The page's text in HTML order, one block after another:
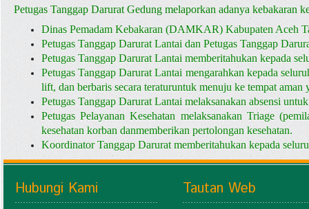
Petugas Tanggap Darurat Gedung melaporkan adanya kebakaran
Dinas Pemadam Kebakaran (DAMKAR) Kabupaten Aceh
Petugas Tanggap Darurat Lantai dan Petugas Tanggap
Petugas Tanggap Darurat Lantai memberitahukan kepada
Petugas Tanggap Darurat Lantai mengarahkan kepada
lift, dan berbaris secara teraturuntuk menuju ke tempat
Petugas Tanggap Darurat Lantai melaksanakan absensi
Petugas Pelayanan Kesehatan melaksanakan Triage
kesehatan korban danmemberikan pertolongan kesehatan.
Koordinator Tanggap Darurat memberitahukan kepada
Hubungi Kami Tautan Web